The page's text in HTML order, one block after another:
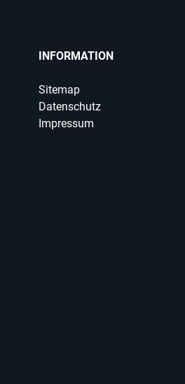
INFORMATION
Sitemap
Datenschutz
Impressum